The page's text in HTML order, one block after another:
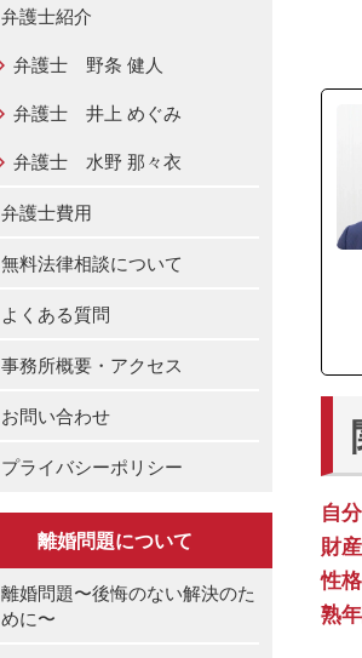
自
財
性
熟
弁護士紹介
弁護士 野条 健人
弁護士 井上 めぐみ
弁護士 水野 那々衣
弁護士費用
無料法律相談について
よくある質問
事務所概要・アクセス
お問い合わせ
プライバシーポリシー
離婚問題について
離婚問題〜後悔のない解決のた
めに〜